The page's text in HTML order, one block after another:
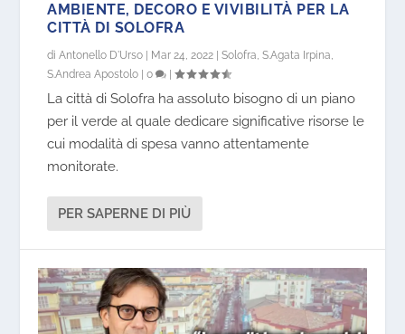
AMBIENTE, DECORO E VIVIBILITÀ PER LA
CITTÀ DI SOLOFRA
diAntonello D'Urso | Mar 24, 2022 |Solofra ,S.Agata Irpina
S.Andrea Apostolo |0 |
La città di Solofra ha assoluto bisogno di un piano
per il verde al quale dedicare significative risorse le
cui modalità di spesa vanno attentamente
monitorate.
PER SAPERNE DI PIÙ